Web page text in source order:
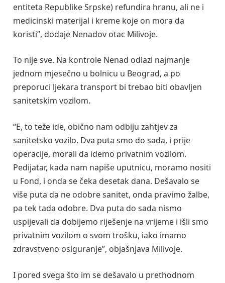
entiteta Republike Srpske) refundira hranu, ali ne i
medicinski materijal i kreme koje on mora da
koristi”, dodaje Nenadov otac Milivoje.
To nije sve. Na kontrole Nenad odlazi najmanje
jednom mjesečno u bolnicu u Beograd, a po
preporuci ljekara transport bi trebao biti obavljen
sanitetskim vozilom.
“E, to teže ide, obično nam odbiju zahtjev za
sanitetsko vozilo. Dva puta smo do sada, i prije
operacije, morali da idemo privatnim vozilom.
Pedijatar, kada nam napiše uputnicu, moramo nositi
u Fond, i onda se čeka desetak dana. Dešavalo se
više puta da ne odobre sanitet, onda pravimo žalbe,
pa tek tada odobre. Dva puta do sada nismo
uspijevali da dobijemo riješenje na vrijeme i išli smo
privatnim vozilom o svom trošku, iako imamo
zdravstveno osiguranje”, objašnjava Milivoje.
I pored svega što im se dešavalo u prethodnom